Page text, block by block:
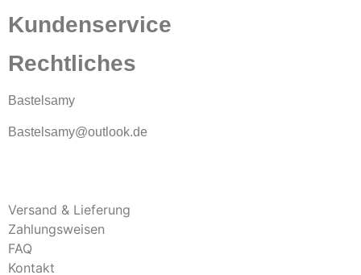
Kundenservice
Rechtliches
Bastelsamy
Bastelsamy@outlook.de
Versand & Lieferung
Zahlungsweisen
FAQ
Kontakt